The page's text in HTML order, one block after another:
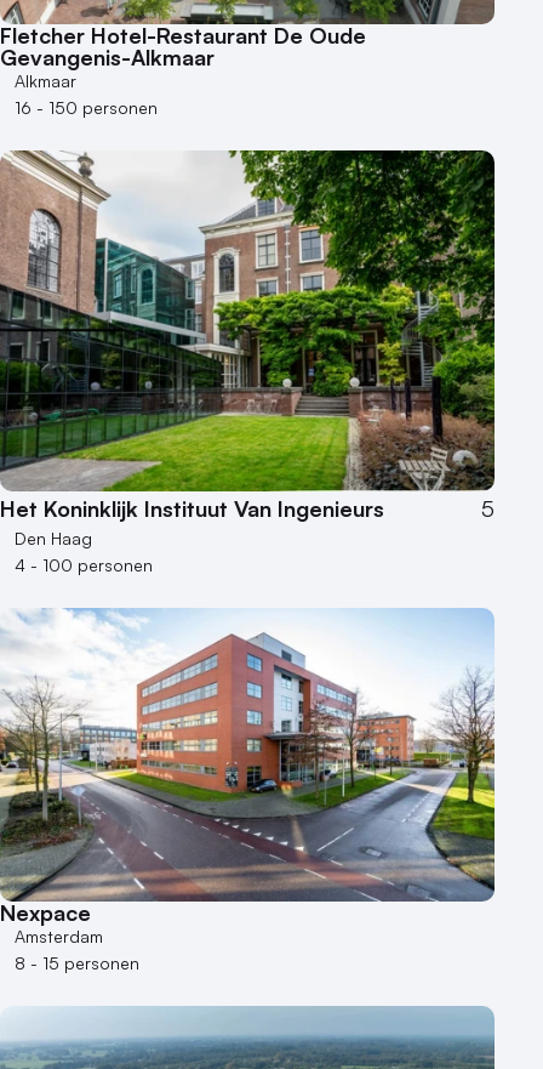
Fletcher Hotel-Restaurant De Oude
Gevangenis-Alkmaar
Alkmaar
16 - 150 personen
Het Koninklijk Instituut Van Ingenieurs 5
Den Haag
4 - 100 personen
Nexpace
Amsterdam
8 - 15 personen